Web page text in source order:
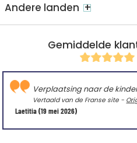
Gemiddelde
Laetitia(19 mei 2026)
Verplaatsing naar de
Vertaald van de Franse site -
Andere landen +